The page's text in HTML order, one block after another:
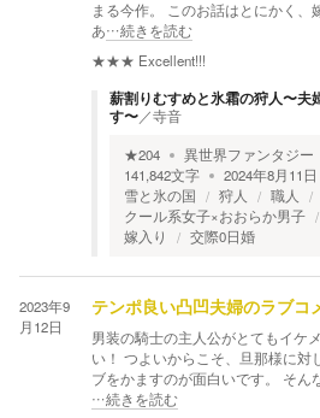
まる今作。 このお話はとにかく
あ…続きを読む
★★★ Excellent!!!
薪割りむすめと氷霜の狩人〜夫
す〜／寺音
★204 異世界ファンタジー
141,842文字 2024年8月11日
雪と氷の国
狩人
職人
クール系女子×おおらか男子
嫁入り
交際0日婚
2023年9
月12日
テンポ良い凸凹夫婦のラブコ
男装の騎士の主人公がとてもイケ
い！ つよいからこそ、旦那様に対
ブをかますのが面白いです。 そん
…続きを読む